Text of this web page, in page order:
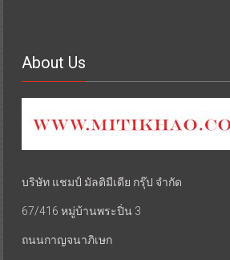
About Us
บริษัท แชมป์ มัลติมีเดีย กรุ๊ป จำกัด
67/416 หมู่บ้านพระปิ่น 3
ถนนกาญจนาภิเษก